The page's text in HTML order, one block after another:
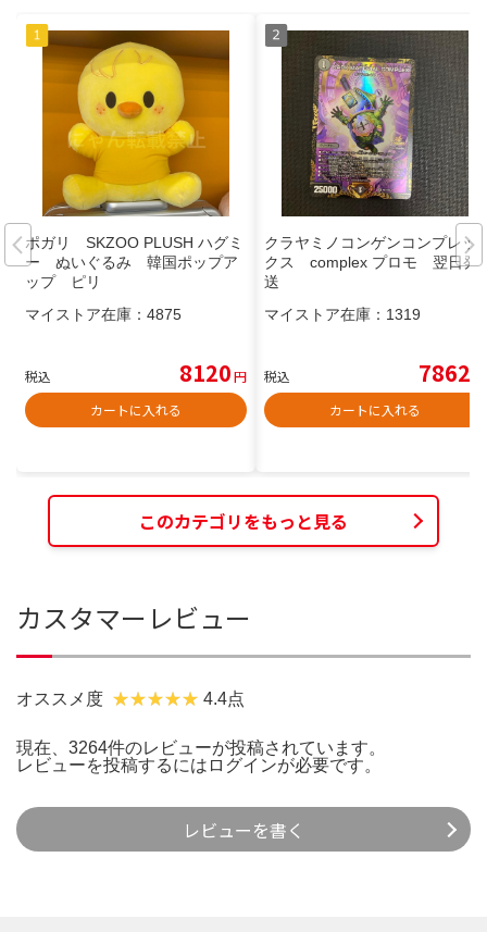
ポガリ SKZOO PLUSH ハグミ
ー ぬいぐるみ 韓国ポップア
ップ ピリ
マイストア在庫： 4875
税込 8120円
カートに入れる
クラヤミノコンゲンコンプレッ
クス complex プロモ 翌日発
送
マイストア在庫： 1319
税込 7862
カートに入れる
このカテゴリをもっと見る
カスタマーレビュー
オススメ度 4.4点
現在、3264件のレビューが投稿されています。
レビューを投稿するには ログインが必要です。
レビューを書く